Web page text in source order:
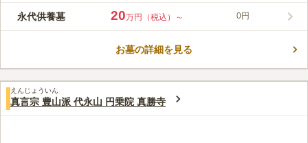
の方も安心です。
永代供養墓 20万円（税込）～ 0円
お墓の詳細を見る
えんじょういん
真言宗 豊山派 代永山 円乗院 真勝寺